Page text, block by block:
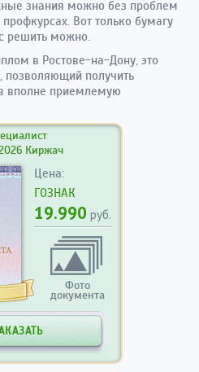
знания можно без проблем
Вот только бумагу
решить можно.
в Ростове-на-Дону, это
позволяющий получить
вполне приемлемую
Киржач
Цена:
ГОЗНАК
19.990 руб.
Фото
документа